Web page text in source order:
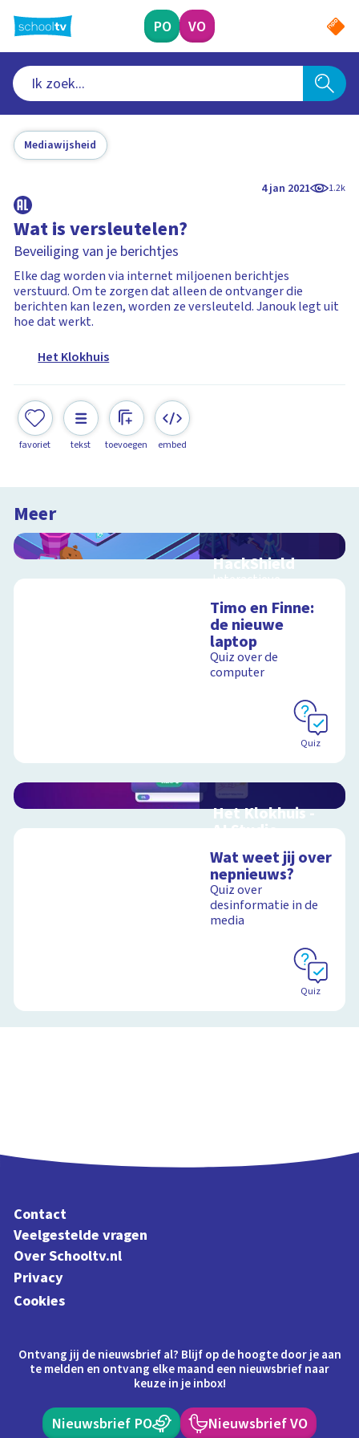
naar
hoofdinhoud
PO VO
Mediawijsheid
4 jan 2021 1.2k
Wat is versleutelen?
Beveiliging van je berichtjes
Elke dag worden via internet miljoenen berichtjes
verstuurd. Om te zorgen dat alleen de ontvanger die
berichten kan lezen, worden ze versleuteld. Janouk legt uit
hoe dat werkt.
Het Klokhuis
favoriet tekst toevoegen embed
Meer
HackShield
Interactieve
cyberveiligheid
Timo en Finne:
de nieuwe
laptop
Quiz over de
computer
Quiz
Het Klokhuis -
AI Studio
artificial intelligence
Wat weet jij over
nepnieuws?
Quiz over
desinformatie in de
media
Quiz
Contact
Veelgestelde vragen
Over Schooltv.nl
Privacy
Cookies
Ontvang jij de nieuwsbrief al? Blijf op de hoogte door je aan
te melden en ontvang elke maand een nieuwsbrief naar
keuze in je inbox!
Nieuwsbrief PO Nieuwsbrief VO